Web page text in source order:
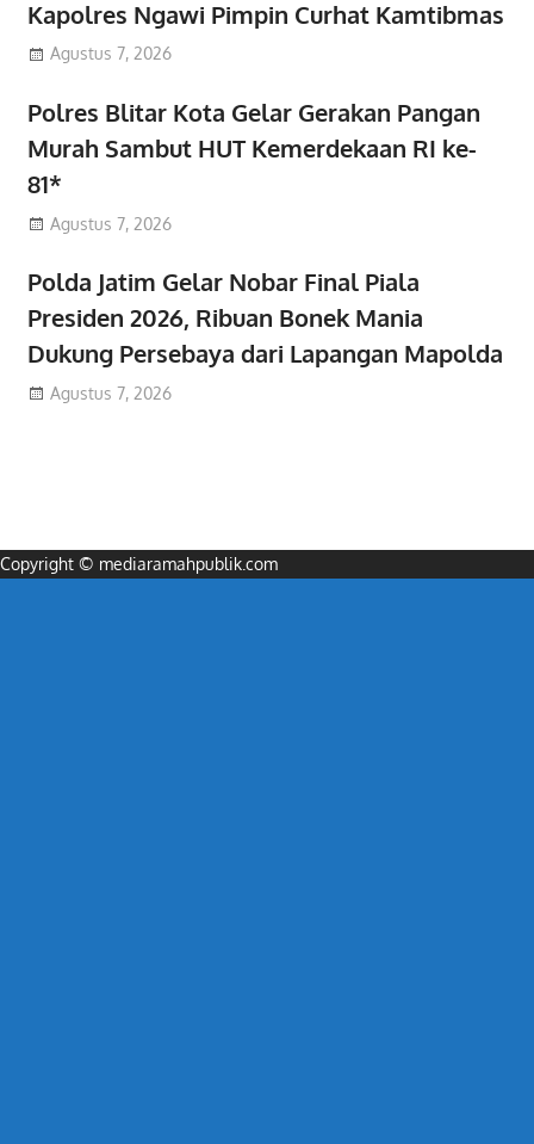
Kapolres Ngawi Pimpin Curhat Kamtibmas
Agustus 7, 2026
Polres Blitar Kota Gelar Gerakan Pangan
Murah Sambut HUT Kemerdekaan RI ke-
81*
Agustus 7, 2026
Polda Jatim Gelar Nobar Final Piala
Presiden 2026, Ribuan Bonek Mania
Dukung Persebaya dari Lapangan Mapolda
Agustus 7, 2026
Copyright © mediaramahpublik.com